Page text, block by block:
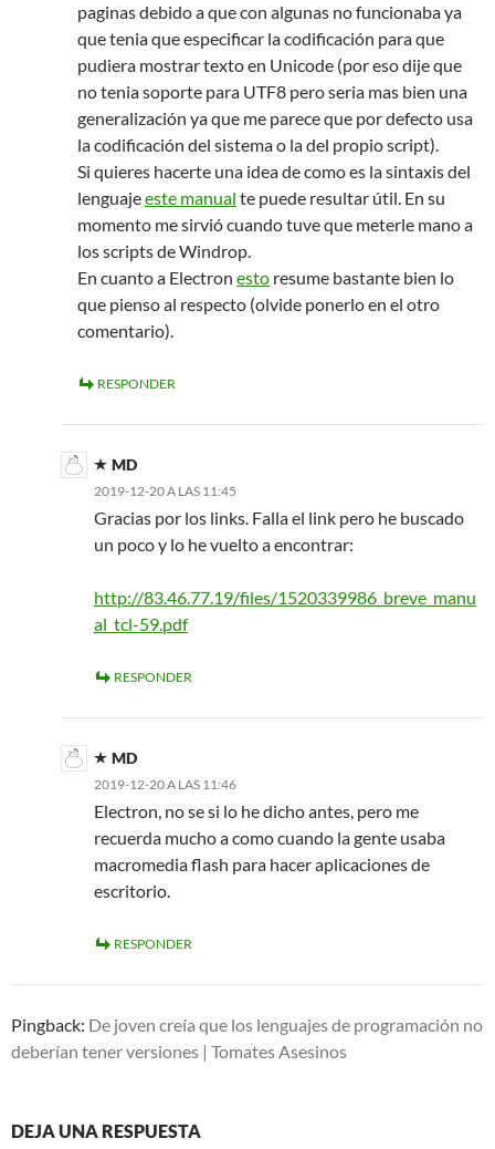
paginas debido a que con algunas no funcionaba ya
que tenia que especificar la codificación para que
pudiera mostrar texto en Unicode (por eso dije que
no tenia soporte para UTF8 pero seria mas bien una
generalización ya que me parece que por defecto usa
la codificación del sistema o la del propio script).
Si quieres hacerte una idea de como es la sintaxis del
lenguajeeste manual te puede resultar útil. En su
momento me sirvió cuando tuve que meterle mano a
los scripts de Windrop.
En cuanto a Electron esto resume bastante bien lo
que pienso al respecto (olvide ponerlo en el otro
comentario).
RESPONDER
MD
2019-12-20 A LAS 11:45
Gracias por los links. Falla el link pero he buscado
un poco y lo he vuelto a encontrar:
http://83.46.77.19/files/1520339986_breve_manu
al_tcl-59.pdf
RESPONDER
MD
2019-12-20 A LAS 11:46
Electron, no se si lo he dicho antes, pero me
recuerda mucho a como cuando la gente usaba
macromedia flash para hacer aplicaciones de
escritorio.
RESPONDER
Pingback: De joven creía que los lenguajes de programación no
deberían tener versiones | Tomates Asesinos
DEJA UNA RESPUESTA